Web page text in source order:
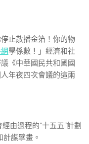
止散播金箔！你的物
學係數！」經濟和社
《中華國民共和國國
年夜四次會議的這兩
由過程的“十五五”計劃
謀擘畫。